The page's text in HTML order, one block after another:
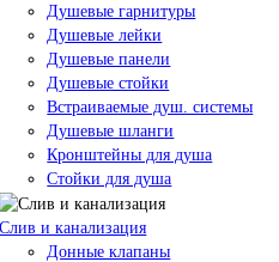
Душевые гарнитуры
Душевые лейки
Душевые панели
Душевые стойки
Встраиваемые душ. системы
Душевые шланги
Кронштейны для душа
Стойки для душа
Слив и канализация
Донные клапаны